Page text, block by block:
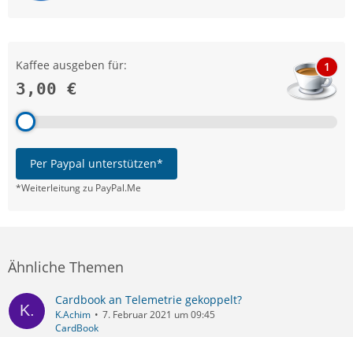
Kaffee ausgeben für:
3,00 €
1
Per Paypal unterstützen*
*Weiterleitung zu PayPal.Me
Ähnliche Themen
Cardbook an Telemetrie gekoppelt?
K.Achim
7. Februar 2021 um 09:45
CardBook